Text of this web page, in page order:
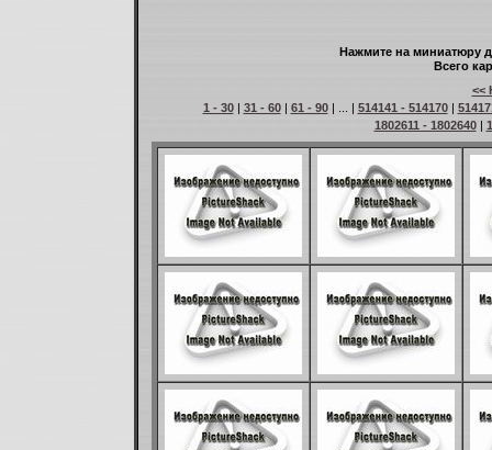
Нажмите на миниатюру
Всего
<<
1 - 30| 31 - 60| 61 - 90| ... | 514141 - 514170|
1802611 - 1802640|